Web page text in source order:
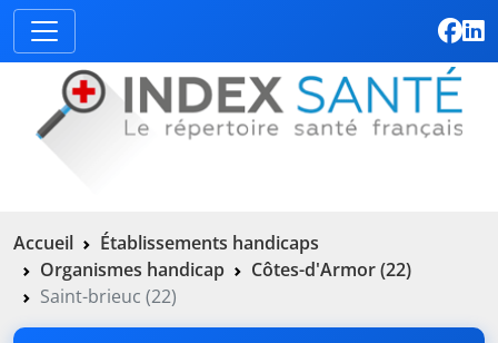
Accueil
Établissements handicaps
Organismes handicap
Côtes-d'Armor (22)
Saint-brieuc (22)